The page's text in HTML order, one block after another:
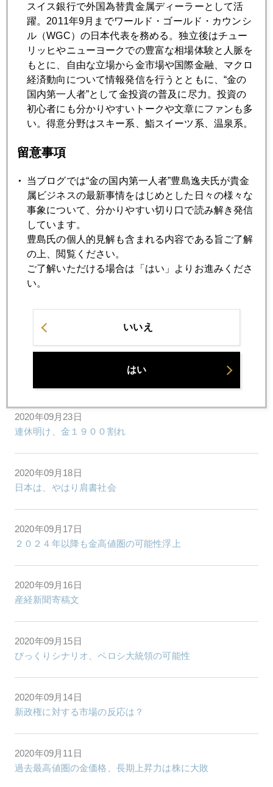
2020年
1月 2月 3月 4月 5月 6月
7月 8月 9月 10月 11月 12月
金、１９００ドル回復
2020年09月29日
株と金、同時急騰
2020年09月28日
デフレヘッジとしての金
金、１８５０ドル台まで続落
2020年09月23日
連休明け、金１９００割れ
2020年09月18日
日本は、やはり肩書社会
2020年09月17日
２０２４年以降も金高値圏の可能性浮上
2020年09月16日
産経新聞寄稿文
2020年09月15日
びっくりシナリオ、ペロシ大統領の可能性
2020年09月14日
新政権に対する市場の反応は？
2020年09月11日
過去最高値圏の金価格、長期上昇力は株に大敗
スイス銀行で外国為替貴金属ディーラーとして活
躍。2011年9月までワールド・ゴールド・カウンシ
ル（WGC）の日本代表を務める。独立後はチュー
リッヒやニューヨークでの豊富な相場体験と人脈を
もとに、自由な立場から金市場や国際金融、マクロ
経済動向について情報発信を行うとともに、“金の
国内第一人者”として金投資の普及に尽力。投資の
初心者にも分かりやすいトークや文章にファンも多
い。得意分野はスキー系、鮨スイーツ系、温泉系。
留意事項
当ブログでは“金の国内第一人者”豊島逸夫氏が貴金
属ビジネスの最新事情をはじめとした日々の様々な
事象について、分かりやすい切り口で読み解き発信
しています。
豊島氏の個人的見解も含まれる内容である旨ご了解
の上、閲覧ください。
ご了解いただける場合は「はい」よりお進みくださ
い。
いいえ
はい